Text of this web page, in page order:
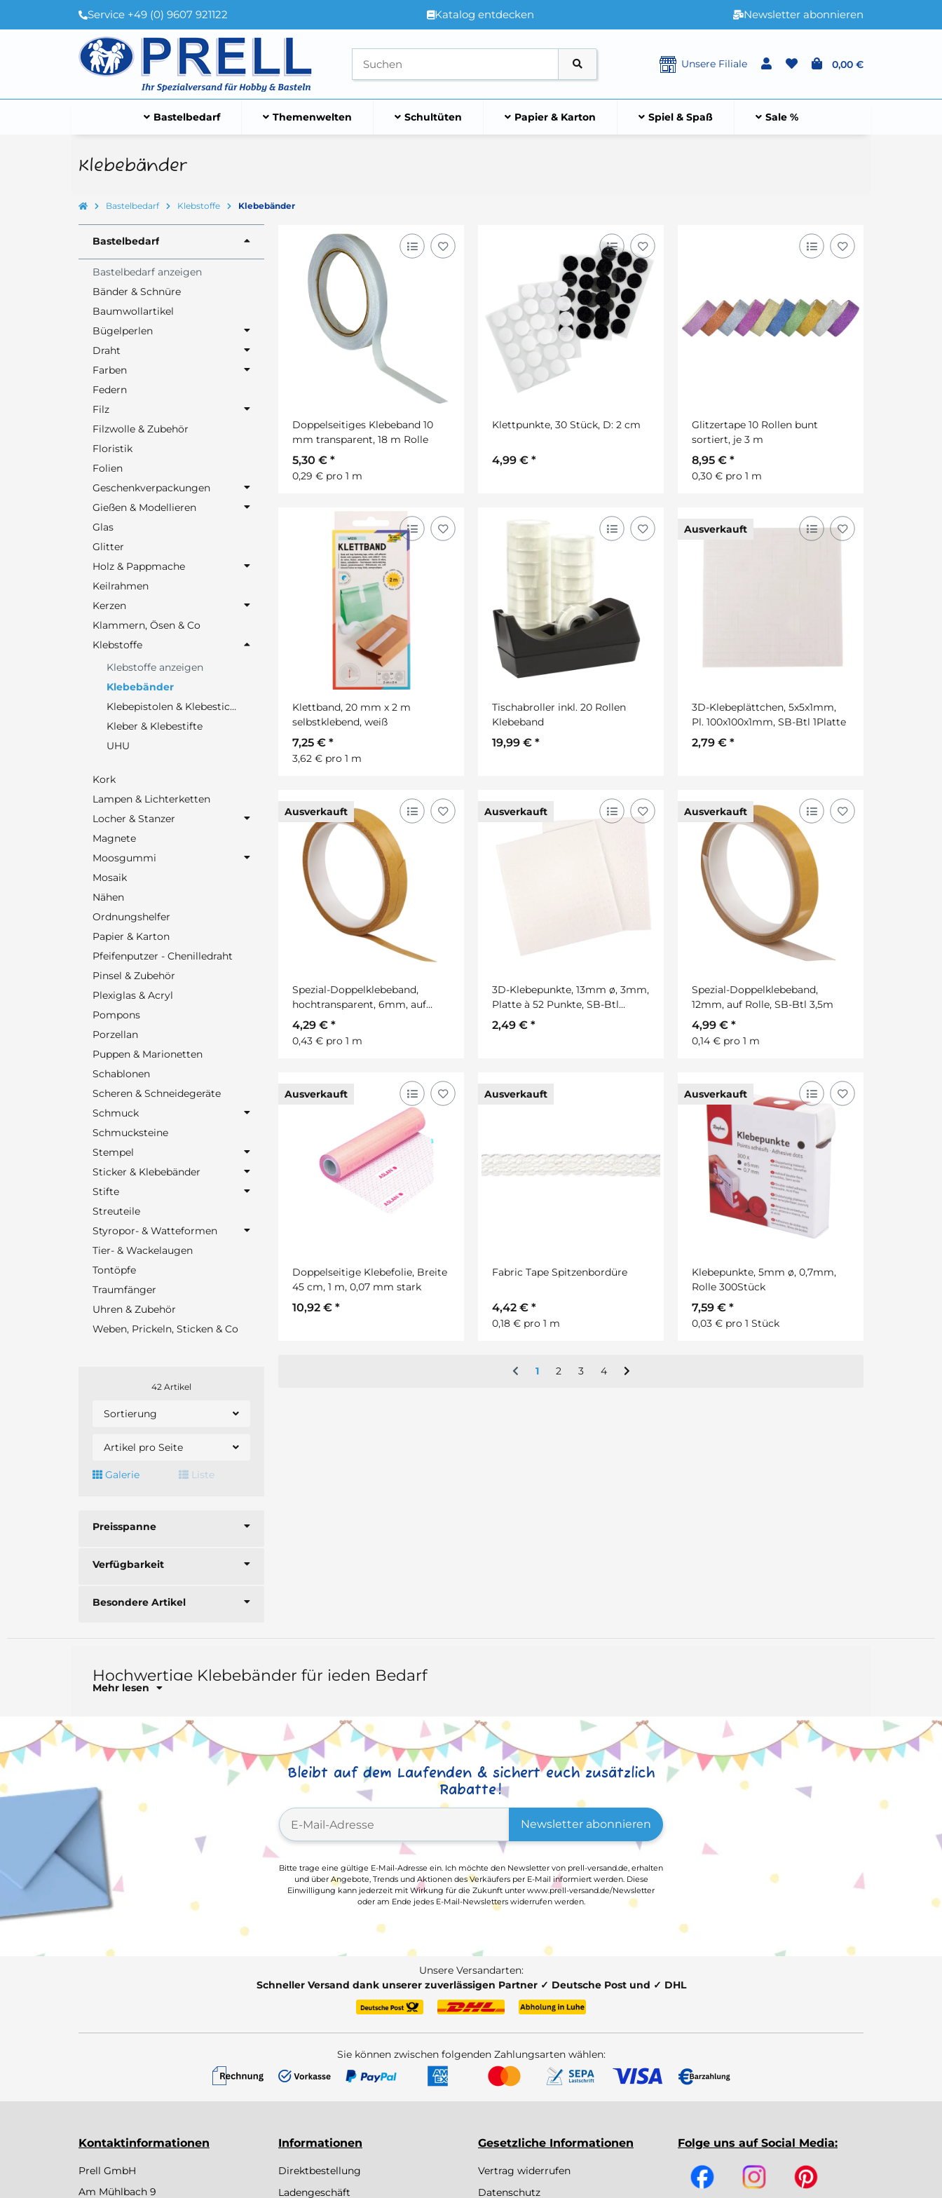
Service +49 (0) 9607 921122 Katalog entdecken Newsletter abonnieren
Unsere Filiale 0,00 €
Bastelbedarf Themenwelten Schultüten Papier & Karton Spiel & Spaß Sale %
Klebebänder
Bastelbedarf Klebstoffe Klebebänder
Bastelbedarf
Bastelbedarf anzeigen
Bänder & Schnüre
Baumwollartikel
Bügelperlen
Draht
Farben
Federn
Filz
Filzwolle & Zubehör
Floristik
Folien
Geschenkverpackungen
Gießen & Modellieren
Glas
Glitter
Holz & Pappmache
Keilrahmen
Kerzen
Klammern, Ösen & Co
Klebstoffe
Klebstoffe anzeigen
Klebebänder
Klebepistolen & Klebesticks
Kleber & Klebestifte
UHU
Kork
Lampen & Lichterketten
Locher & Stanzer
Magnete
Moosgummi
Mosaik
Nähen
Ordnungshelfer
Papier & Karton
Pfeifenputzer - Chenilledraht
Pinsel & Zubehör
Plexiglas & Acryl
Pompons
Porzellan
Puppen & Marionetten
Schablonen
Scheren & Schneidegeräte
Schmuck
Schmucksteine
Stempel
Sticker & Klebebänder
Stifte
Streuteile
Styropor- & Watteformen
Tier- & Wackelaugen
Tontöpfe
Traumfänger
Uhren & Zubehör
Weben, Prickeln, Sticken & Co
42 Artikel
Sortierung
Artikel pro Seite
Galerie Liste
Preisspanne
Verfügbarkeit
Besondere Artikel
Doppelseitiges Klebeband 10
mm transparent, 18 m Rolle
5,30 € *
0,29 € pro 1 m
Klettpunkte, 30 Stück, D: 2 cm
4,99 € *
Glitzertape 10 Rollen bunt
sortiert, je 3 m
8,95 € *
0,30 € pro 1 m
Klettband, 20 mm x 2 m
selbstklebend, weiß
7,25 € *
3,62 € pro 1 m
Tischabroller inkl. 20 Rollen
Klebeband
19,99 € *
Ausverkauft
3D-Klebeplättchen, 5x5x1mm,
Pl. 100x100x1mm, SB-Btl 1Platte
2,79 € *
Ausverkauft
Spezial-Doppelklebeband,
hochtransparent, 6mm, auf
Rolle, SB-Btl 10m
4,29 € *
0,43 € pro 1 m
Ausverkauft
3D-Klebepunkte, 13mm ø, 3mm,
Platte à 52 Punkte, SB-Btl
2Platten
2,49 € *
Ausverkauft
Spezial-Doppelklebeband,
12mm, auf Rolle, SB-Btl 3,5m
4,99 € *
0,14 € pro 1 m
Ausverkauft
Doppelseitige Klebefolie, Breite
45 cm, 1 m, 0,07 mm stark
10,92 € *
Ausverkauft
Fabric Tape Spitzenbordüre
4,42 € *
0,18 € pro 1 m
Ausverkauft
Klebepunkte, 5mm ø, 0,7mm,
Rolle 300Stück
7,59 € *
0,03 € pro 1 Stück
1 2 3 4
Hochwertige Klebebänder für jeden Bedarf
Mehr lesen
Bleibt auf dem Laufenden & sichert euch zusätzlich
Rabatte!
Newsletter abonnieren
Bitte trage eine gültige E-Mail-Adresse ein. Ich möchte den Newsletter von prell-versand.de, erhalten
und über Angebote, Trends und Aktionen des Verkäufers per E-Mail informiert werden. Diese
Einwilligung kann jederzeit mit Wirkung für die Zukunft unter www.prell-versand.de/Newsletter
oder am Ende jedes E-Mail-Newsletters widerrufen werden.
Unsere Versandarten:
Schneller Versand dank unserer zuverlässigen Partner ✓ Deutsche Post und ✓ DHL
Sie können zwischen folgenden Zahlungsarten wählen:
Kontaktinformationen
Prell GmbH
Am Mühlbach 9
Informationen
Direktbestellung
Ladengeschäft
Gesetzliche Informationen
Vertrag widerrufen
Datenschutz
Folge uns auf Social Media: